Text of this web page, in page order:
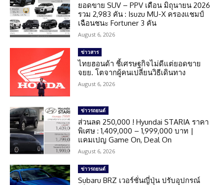
ยอดขาย SUV – PPV เดือน มิถุนายน 2026
รวม 2,983 คัน : Isuzu MU-X ครองแชมป์
เฉือนชนะ Fortuner 3 คัน
August 6, 2026
ข่าวสาร
ไทยฮอนด้า ชี้เศรษฐกิจไม่ดีแต่ยอดขาย
จยย. โตจากผู้คนเปลี่ยนวิธีเดินทาง
August 6, 2026
ข่าวรถยนต์
ส่วนลด 250,000 ! Hyundai STARIA ราคา
พิเศษ : 1,409,000 – 1,999,000 บาท |
แคมเปญ Game On, Deal On
August 6, 2026
ข่าวรถยนต์
Subaru BRZ เวอร์ชั่นญี่ปุ่น ปรับอุปกรณ์